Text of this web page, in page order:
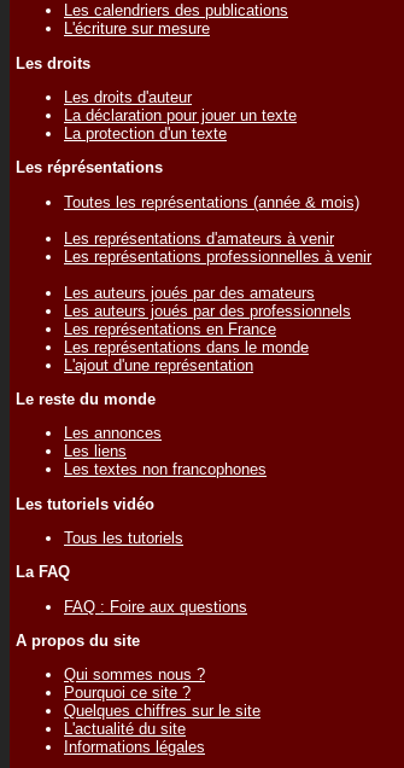
Les calendriers des publications
L'écriture sur mesure
Les droits
Les droits d'auteur
La déclaration pour jouer un texte
La protection d'un texte
Les réprésentations
Toutes les représentations (année & mois)
Les représentations d'amateurs à venir
Les représentations professionnelles à venir
Les auteurs joués par des amateurs
Les auteurs joués par des professionnels
Les représentations en France
Les représentations dans le monde
L'ajout d'une représentation
Le reste du monde
Les annonces
Les liens
Les textes non francophones
Les tutoriels vidéo
Tous les tutoriels
La FAQ
FAQ : Foire aux questions
A propos du site
Qui sommes nous ?
Pourquoi ce site ?
Quelques chiffres sur le site
L'actualité du site
Informations légales